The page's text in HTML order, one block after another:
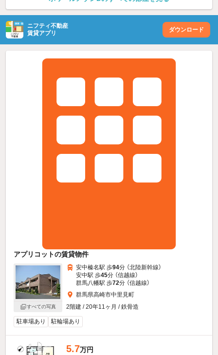
ニフティ不動産
賃貸アプリ
ダウンロード
アプリコットの賃貸物件
すべての写真
安中榛名駅 歩94分 （北陸新幹線）
安中駅 歩45分 （信越線）
群馬八幡駅 歩72分 （信越線）
群馬県高崎市中里見町
2階建 / 20年11ヶ月 / 鉄骨造
駐車場あり 駐輪場あり
5.7万円